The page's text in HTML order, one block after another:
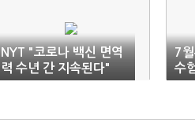
NYT "코로나 백신 면역
력 수년 간 지속된다"
7
수
(종